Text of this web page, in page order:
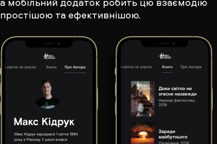
простішою та ефективнішою.